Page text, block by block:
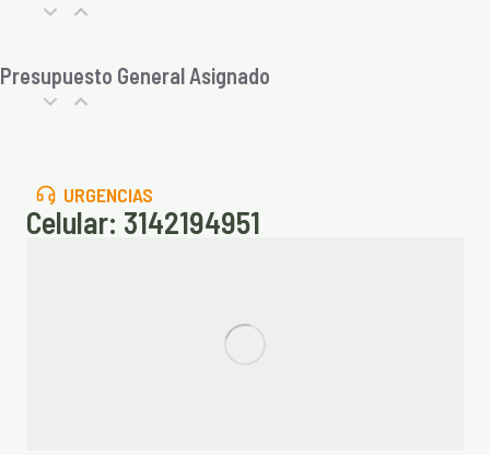
Presupuesto General Asignado
URGENCIAS
Celular: 3142194951